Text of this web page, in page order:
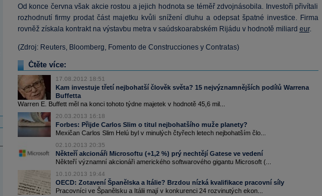
Od konce června však akcie rostou a jejich hodnota se téměř zdvojnásobila. Investoři přivítali
rozhodnutí firmy prodat část majetku kvůli snížení dluhu a odepsat špatné investice. Firma
rovněž získala kontrakt na výstavbu metra v saúdskoarabském Rijádu v hodnotě miliard eur.
(Zdroj: Reuters, Bloomberg, Fomento de Construcciones y Contratas)
Čtěte více:
17.08.2012 18:51
Kam investuje třetí nejbohatší člověk světa? 15 nejvýznamnějších podílů Warrena
Buffetta
Warren E. Buffett měl na konci tohoto týdne majetek v hodnotě 45,6 mil...
20.03.2013 16:18
Forbes: Přijde Carlos Slim o titul nejbohatšího muže planety?
Mexičan Carlos Slim Helú byl v minulých čtyřech letech nejbohatším člo...
02.10.2013 20:35
Někteří akcionáři Microsoftu (+1,2 %) prý nechtějí Gatese ve vedení
Někteří významní akcionáři amerického softwarového gigantu Microsoft (...
10.10.2013 19:44
OECD: Zotavení Španělska a Itálie? Brzdou nízká kvalifikace pracovní síly
Pracovníci ve Španělsku a Itálii mají v konkurenci 24 rozvinutých ekon...